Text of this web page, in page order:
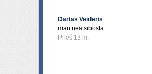
Dartas Veideris
man neatsibosta
Prieš 13 m.